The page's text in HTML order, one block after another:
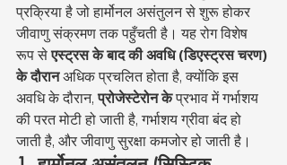
प्रक्रिया है जो हार्मोनल असंतुलन से शुरू होकर
जीवाणु संक्रमण तक पहुँचती है। यह रोग विशेष
रूप से एस्ट्रस के बाद की अवधि (डिएस्ट्रस चरण)
के दौरान अधिक प्रचलित होता है, क्योंकि इस
अवधि के दौरान, प्रोजेस्टेरोन के प्रभाव में गर्भाशय
की परत मोटी हो जाती है, गर्भाशय ग्रीवा बंद हो
जाती है, और जीवाणु सुरक्षा कमजोर हो जाती है।